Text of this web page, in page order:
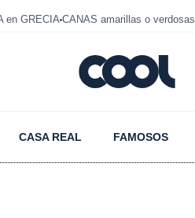
en GRECIA CANAS amarillas o verdosas
CASA REAL FAMOSOS